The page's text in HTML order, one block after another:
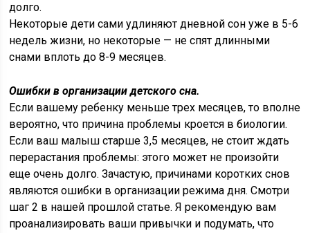
долго.
Некоторые дети сами удлиняют дневной сон уже в 5-6
недель жизни, но некоторые — не спят длинными
снами вплоть до 8-9 месяцев.
Ошибки в организации детского сна.
Если вашему ребенку меньше трех месяцев, то вполне
вероятно, что причина проблемы кроется в биологии.
Если ваш малыш старше 3,5 месяцев, не стоит ждать
перерастания проблемы: этого может не произойти
еще очень долго. Зачастую, причинами коротких снов
являются ошибки в организации режима дня. Смотри
шаг 2 в нашей прошлой статье. Я рекомендую вам
проанализировать ваши привычки и подумать, что